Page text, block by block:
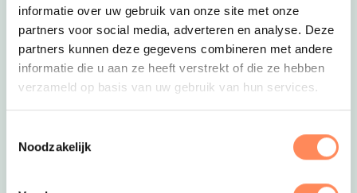
informatie over uw gebruik van onze site met onze
partners voor social media, adverteren en analyse. Deze
partners kunnen deze gegevens combineren met andere
informatie die u aan ze heeft verstrekt of die ze hebben
verzameld op basis van uw gebruik van hun services.
Noodzakelijk
Uitgelicht